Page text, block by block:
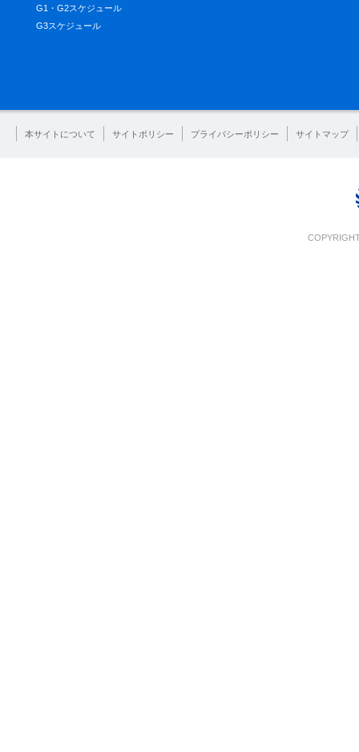
G1・G2スケジュール
G3スケジュール
本サイトについて サイトポリシー プライバシーポリシー サイトマップ